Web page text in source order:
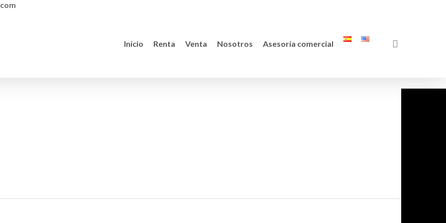
Inicio Renta Venta Nosotros Asesoría comercial